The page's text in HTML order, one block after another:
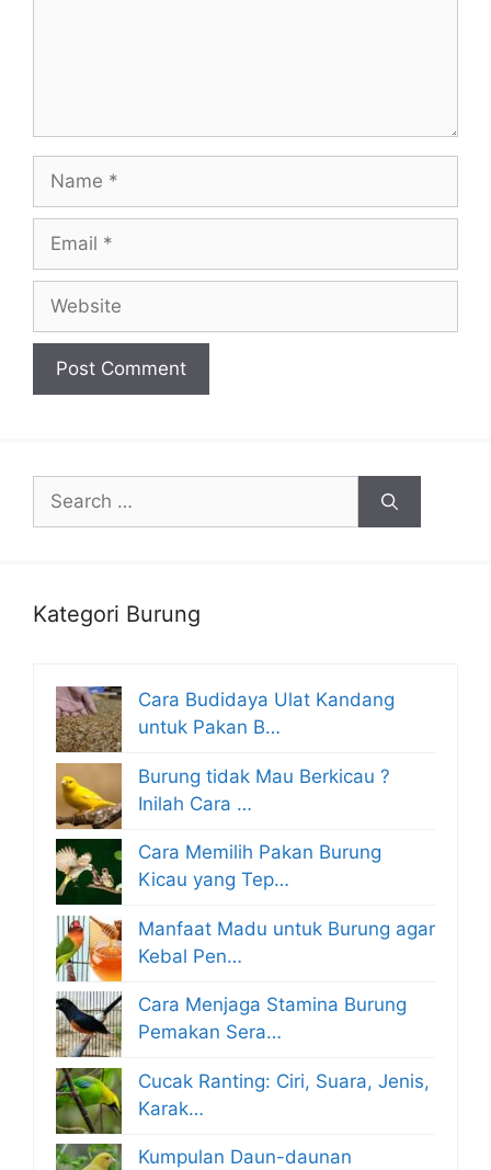
Name
Email
Website
Search
for:
Kategori Burung
Cara Budidaya Ulat Kandang
untuk Pakan B…
Burung tidak Mau Berkicau ?
Inilah Cara …
Cara Memilih Pakan Burung
Kicau yang Tep…
Manfaat Madu untuk Burung agar
Kebal Pen…
Cara Menjaga Stamina Burung
Pemakan Sera…
Cucak Ranting: Ciri, Suara, Jenis,
Karak…
Kumpulan Daun-daunan